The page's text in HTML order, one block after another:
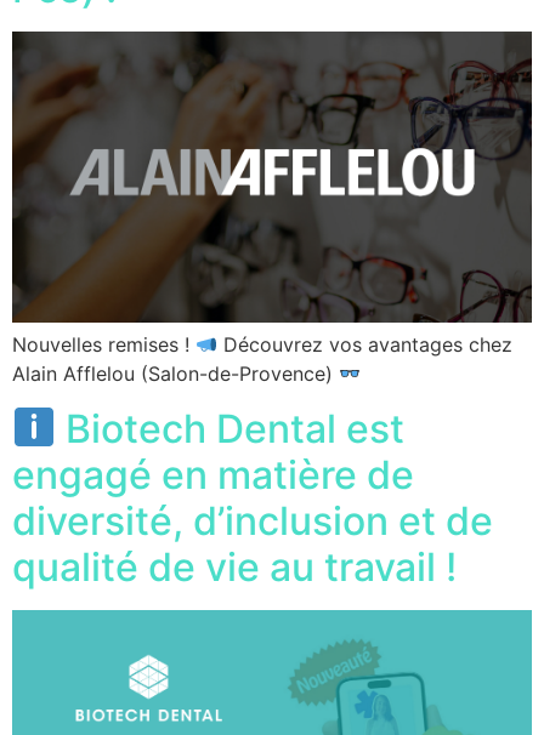
Nouvelles remises !
Découvrez vos avantages chez
Alain Afflelou (Salon-de-Provence)
Biotech Dental est
engagé en matière de
diversité, d’inclusion et de
qualité de vie au travail !